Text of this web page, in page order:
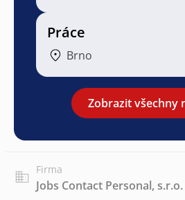
Práce
Brno
Zobrazit všechny
Firma
Jobs Contact Personal, s.r.o.